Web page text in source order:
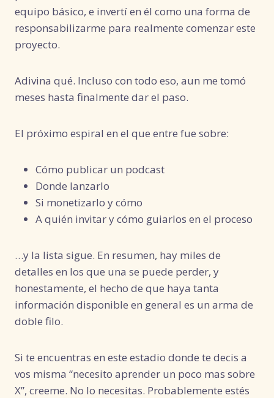
equipo básico, e invertí en él como una forma de
responsabilizarme para realmente comenzar este
proyecto.
Adivina qué. Incluso con todo eso, aun me tomó
meses hasta finalmente dar el paso.
El próximo espiral en el que entre fue sobre:
Cómo publicar un podcast
Donde lanzarlo
Si monetizarlo y cómo
A quién invitar y cómo guiarlos en el proceso
…y la lista sigue. En resumen, hay miles de
detalles en los que una se puede perder, y
honestamente, el hecho de que haya tanta
información disponible en general es un arma de
doble filo.
Si te encuentras en este estadio donde te decis a
vos misma “necesito aprender un poco mas sobre
X”, creeme. No lo necesitas. Probablemente estés